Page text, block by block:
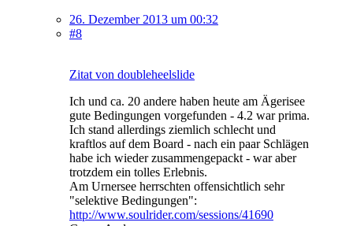
26. Dezember 2013 um 00:32
#8
Zitat von doubleheelslide
Ich und ca. 20 andere haben heute am Ägerisee
gute Bedingungen vorgefunden - 4.2 war prima.
Ich stand allerdings ziemlich schlecht und
kraftlos auf dem Board - nach ein paar Schlägen
habe ich wieder zusammengepackt - war aber
trotzdem ein tolles Erlebnis.
Am Urnersee herrschten offensichtlich sehr
"selektive Bedingungen":
http://www.soulrider.com/sessions/41690